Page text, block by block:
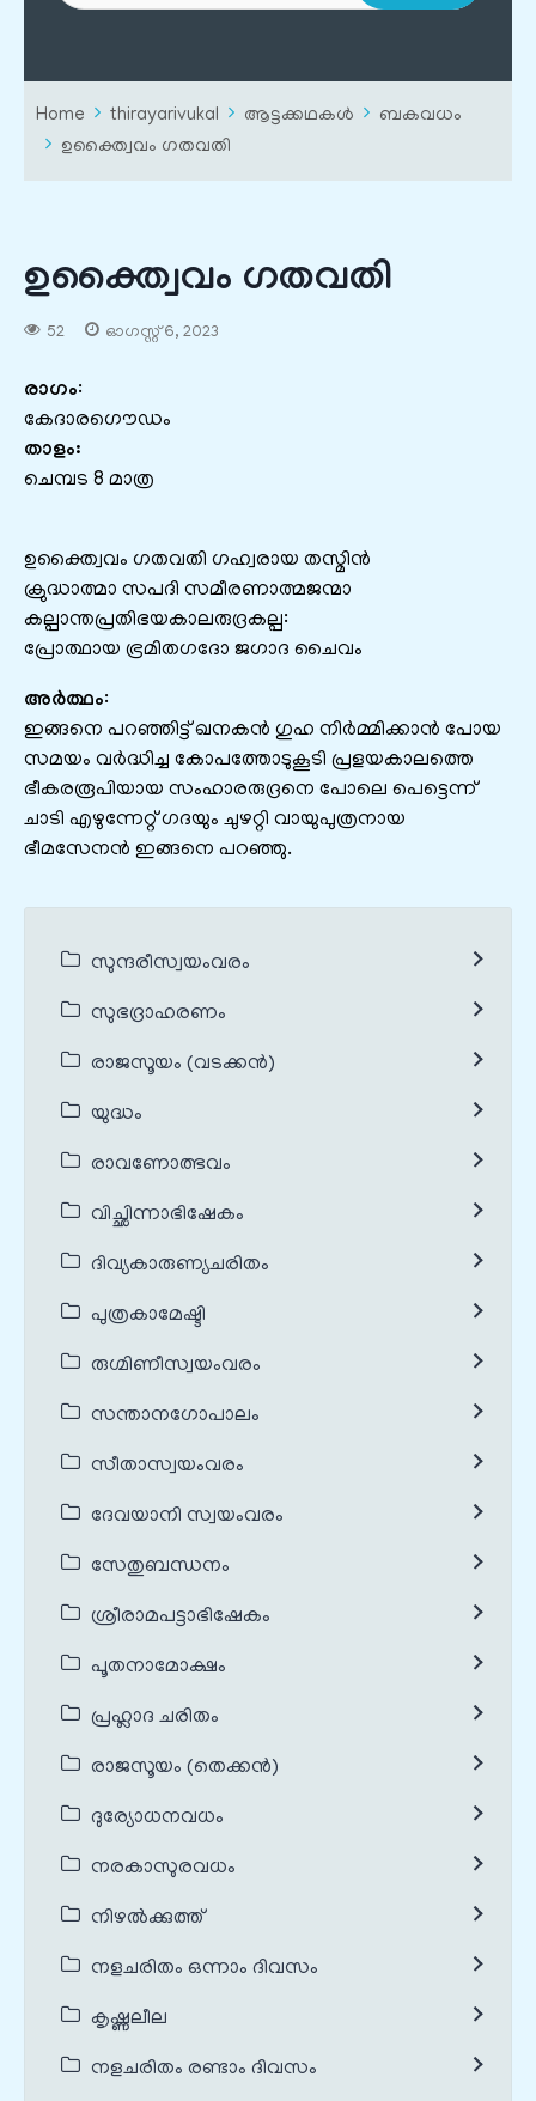
Home thirayarivukal ആട്ടക്കഥകൾ
ബകവധം
ഉക്ത്വൈവം ഗതവതി
ഉക്ത്വൈവം ഗതവതി
52 ഓഗസ്റ്റ്‌ 6, 2023
രാഗം:
കേദാരഗൌഡം
താളം:
ചെമ്പട 8 മാത്ര
ഉക്ത്വൈവം ഗതവതി ഗഹ്വരായ തസ്മിന്‍
ക്രുദ്ധാത്മാ സപദി സമീരണാത്മജന്മാ
കല്പാന്തപ്രതിഭയകാലരുദ്രകല്പ:
പ്രോത്ഥായ ഭ്രമിതഗദോ ജഗാദ ചൈവം
അർത്ഥം:
ഇങ്ങനെ പറഞ്ഞിട്ട് ഖനകൻ ഗുഹ നിർമ്മിക്കാൻ പോയ
സമയം വർദ്ധിച്ച കോപത്തോടുകൂടി പ്രളയകാലത്തെ
ഭീകരരൂപിയായ സംഹാരരുദ്രനെ പോലെ പെട്ടെന്ന്
ചാടി എഴുന്നേറ്റ് ഗദയും ചുഴറ്റി വായുപുത്രനായ
ഭീമസേനൻ ഇങ്ങനെ പറഞ്ഞു.
സുന്ദരീസ്വയംവരം
സുഭദ്രാഹരണം
രാജസൂയം (വടക്കൻ)
യുദ്ധം
രാവണോത്ഭവം
വിച്ഛിന്നാഭിഷേകം
ദിവ്യകാരുണ്യചരിതം
പുത്രകാമേഷ്ടി
രുഗ്മിണീസ്വയംവരം
സന്താനഗോപാലം
സീതാസ്വയംവരം
ദേവയാനി സ്വയംവരം
സേതുബന്ധനം
ശ്രീരാമപട്ടാഭിഷേകം
പൂതനാമോക്ഷം
പ്രഹ്ലാദ ചരിതം
രാജസൂയം (തെക്കൻ)
ദുര്യോധനവധം
നരകാസുരവധം
നിഴൽക്കുത്ത്
നളചരിതം ഒന്നാം ദിവസം
കൃഷ്ണലീല
നളചരിതം രണ്ടാം ദിവസം